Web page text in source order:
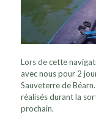
Lors de cette
avec nous pour 2
Sauveterre de
réalisés durant la
prochain.